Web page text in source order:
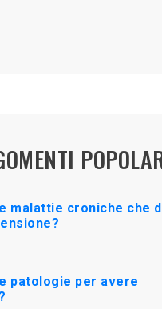
malattie croniche che
patologie per avere